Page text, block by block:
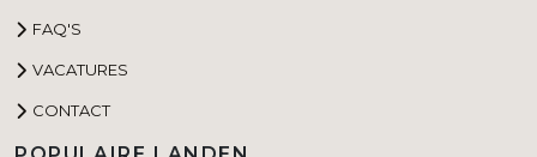
FAQ'S
VACATURES
CONTACT